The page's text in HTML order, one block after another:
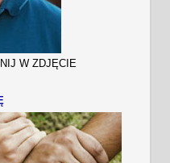
W ZDJĘCIE